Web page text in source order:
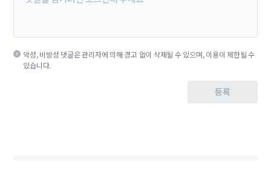
악성, 비방성 댓글은 관리자에 의해 경고 없이 삭제될 수 있으며, 이용이 제한될 수
있습니다.
등록